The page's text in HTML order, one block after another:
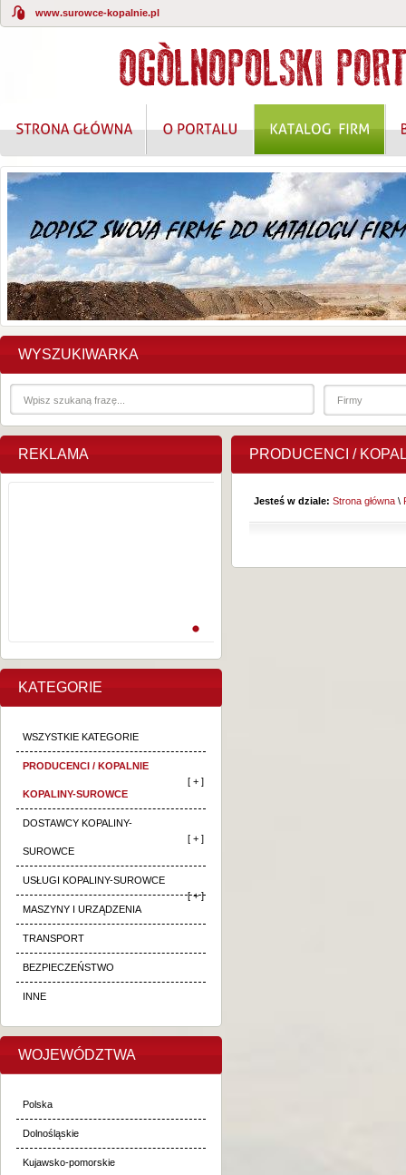
www.surowce-kopalnie.pl
WYSZUKIWARKA
REKLAMA
KATEGORIE
WSZYSTKIE KATEGORIE
PRODUCENCI / KOPALNIE
KOPALINY-SUROWCE
[ + ]
DOSTAWCY KOPALINY-
SUROWCE
[ + ]
USŁUGI KOPALINY-SUROWCE
[ + ]
MASZYNY I URZĄDZENIA
TRANSPORT
BEZPIECZEŃSTWO
INNE
WOJEWÓDZTWA
Polska
Dolnośląskie
Kujawsko-pomorskie
PRODUCENCI /
Jesteś w dziale: Strona główna \